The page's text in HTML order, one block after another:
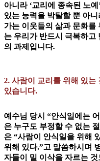
아니라 ‘교리에 종속된 노
있는 능력을 박탈할 뿐 아
가는 이웃들의 삶과 문화를
는 우리가 반드시 극복하고
의 과제입니다.
2. 사람이 교리를 위해 있는
있습니다.
예수님 당시 “안식일에는
은 누구도 부정할 수 없는
은 “사람이 안식일을 위해
위해 있다.”고 말씀하시며
자들이 밀 이삭을 자르는